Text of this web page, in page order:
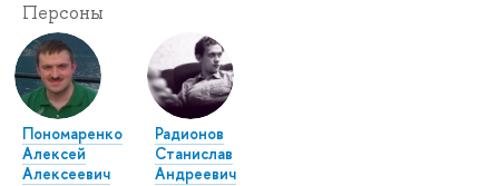
Персоны
Пономаренко
Алексей
Алексеевич
Радионов
Станислав
Андреевич